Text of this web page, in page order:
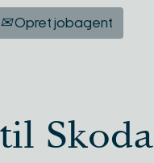
Opret jobagent